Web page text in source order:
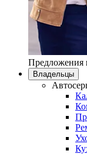
Предложения
Владельцы